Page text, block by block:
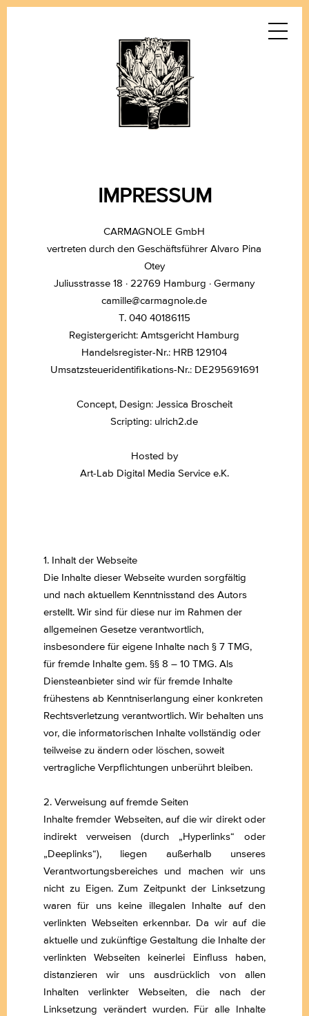
LA CARTE
LE DÉJEUNER DÉRANGÉ -
MITTAGSTISCH
RÉSERVATION
GUTSCHEIN
VERMIETUNG UNSERER RÄUME &
IMPRESSUM
CARMAGNOLE GmbH
vertreten durch den Geschäftsführer Alvaro Pina
Otey
Juliusstrasse 18 · 22769 Hamburg · Germany
camille@carmagnole.de
T. 040 40186115
Registergericht: Amtsgericht Hamburg
Handelsregister-Nr.: HRB 129104
Umsatzsteueridentifikations-Nr.: DE295691691
Concept, Design: Jessica Broscheit
Scripting: ulrich2.de
Hosted by
Art-Lab Digital Media Service e.K.
1. Inhalt der Webseite
Die Inhalte dieser Webseite wurden sorgfältig
und nach aktuellem Kenntnisstand des Autors
erstellt. Wir sind für diese nur im Rahmen der
allgemeinen Gesetze verantwortlich,
insbesondere für eigene Inhalte nach § 7 TMG,
für fremde Inhalte gem. §§ 8 – 10 TMG. Als
Diensteanbieter sind wir für fremde Inhalte
frühestens ab Kenntniserlangung einer konkreten
Rechtsverletzung verantwortlich. Wir behalten uns
vor, die informatorischen Inhalte vollständig oder
teilweise zu ändern oder löschen, soweit
vertragliche Verpflichtungen unberührt bleiben.
2. Verweisung auf fremde Seiten
Inhalte fremder Webseiten, auf die wir direkt oder
indirekt verweisen (durch „Hyperlinks“ oder
„Deeplinks“), liegen außerhalb unseres
Verantwortungsbereiches und machen wir uns
nicht zu Eigen. Zum Zeitpunkt der Linksetzung
waren für uns keine illegalen Inhalte auf den
verlinkten Webseiten erkennbar. Da wir auf die
aktuelle und zukünftige Gestaltung die Inhalte der
verlinkten Webseiten keinerlei Einfluss haben,
distanzieren wir uns ausdrücklich von allen
Inhalten verlinkter Webseiten, die nach der
Linksetzung verändert wurden. Für alle Inhalte